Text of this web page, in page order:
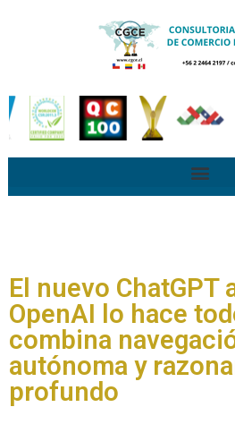
El nuevo ChatGPT
OpenAI lo hace
combina
autónoma y
profundo